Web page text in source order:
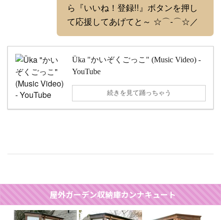
ら『いいね！登録!!』ボタンを押し
て応援してあげてと～ ☆⌒-⌒☆／
Üka "かいぞくごっこ" (Music Video) -
YouTube
続きを見て踊っちゃう
屋外ガーデン収納庫カンナキュート